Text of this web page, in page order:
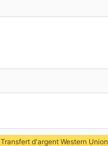
Transfert d'argent Western Union